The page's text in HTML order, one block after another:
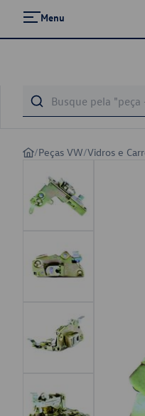
Menu
/Peças VW/Vidros e